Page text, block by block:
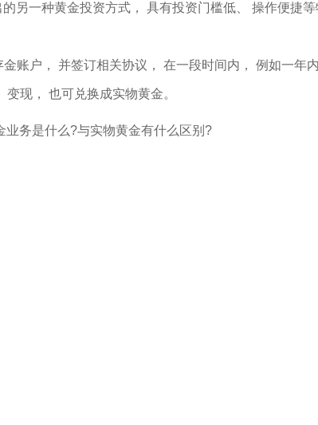
另一种黄金投资方式， 具有投资门槛低、 操作便捷等
账户， 并签订相关协议， 在一段时间内， 例如一年
现， 也可兑换成实物黄金。